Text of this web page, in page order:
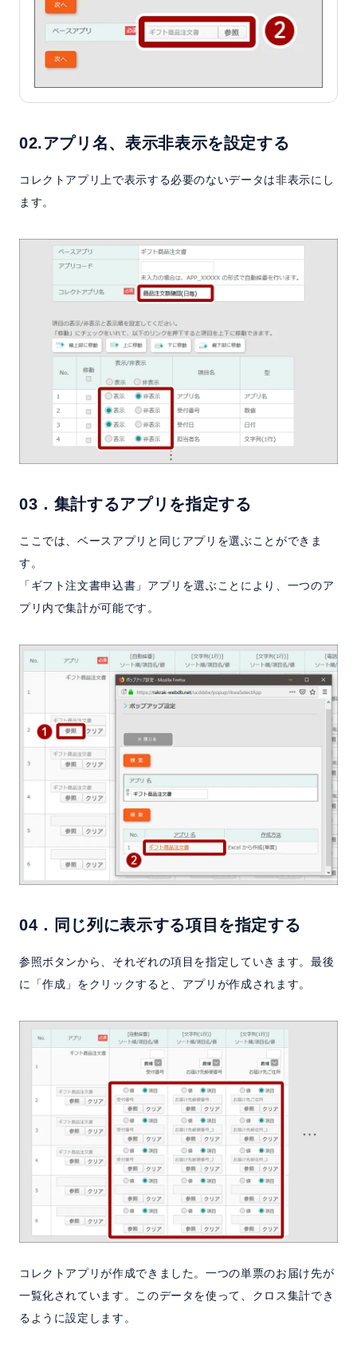
02.アプリ名、表示非表示を設定する
コレクトアプリ上で表示する必要のないデータは非表示にし
ます。
03．集計するアプリを指定する
ここでは、ベースアプリと同じアプリを選ぶことができま
す。
「ギフト注文書申込書」アプリを選ぶことにより、一つのア
プリ内で集計が可能です。
04．同じ列に表示する項目を指定する
参照ボタンから、それぞれの項目を指定していきます。最後
に「作成」をクリックすると、アプリが作成されます。
コレクトアプリが作成できました。一つの単票のお届け先が
一覧化されています。このデータを使って、クロス集計でき
るように設定します。